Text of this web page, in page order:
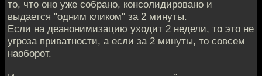
то, что оно уже собрано, консолидировано и
выдается "одним кликом" за 2 минуты.
Если на деанонимизацию уходит 2 недели, то это не
угроза приватности, а если за 2 минуты, то совсем
наоборот.